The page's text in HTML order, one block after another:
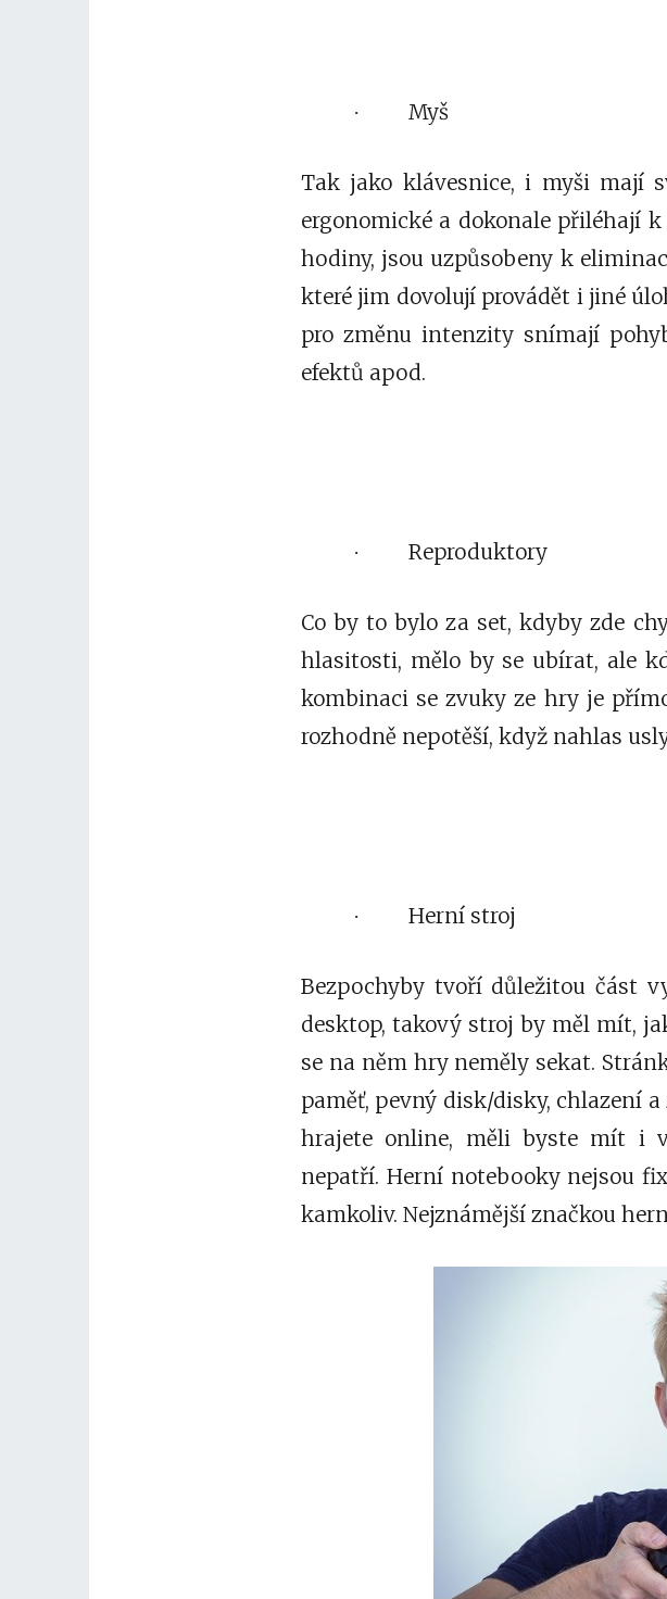
· Myš
Tak jako klávesnice, i myši mají
ergonomické a dokonale přiléhají
hodiny, jsou uzpůsobeny k
které jim dovolují provádět i jiné
pro změnu intenzity snímají
efektů apod.
· Reproduktory
Co by to bylo za set, kdyby zde
hlasitosti, mělo by se ubírat, ale
kombinaci se zvuky ze hry je
rozhodně nepotěší, když nahlas
· Herní stroj
Bezpochyby tvoří důležitou část
desktop, takový stroj by měl mít,
se na něm hry neměly sekat.
paměť, pevný disk/disky, chlazení
hrajete online, měli byste mít i
nepatří. Herní notebooky nejsou
kamkoliv. Nejznámější značkou